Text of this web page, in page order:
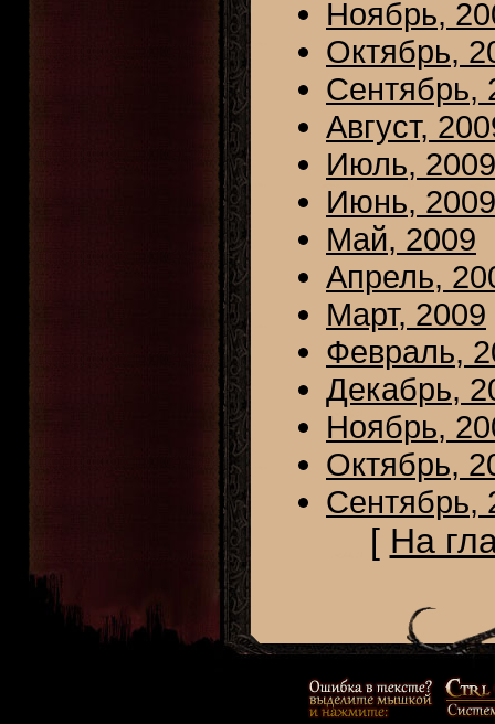
Ноябрь,
Октябрь,
Сентябрь,
Август,
Июль, 2009
Июнь, 2009
Май, 2009
Апрель,
Март, 2009
Февраль,
Декабрь,
Ноябрь,
Октябрь,
Сентябрь,
[ На